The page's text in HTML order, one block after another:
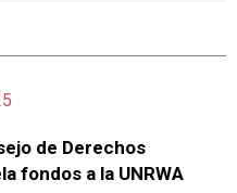
de Derechos
fondos a la UNRWA